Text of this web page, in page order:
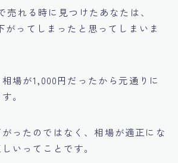
売れる時に見つけたあなたは、
がってしまった と思ってしまいま
場が1,000円だったから元通りに
。
ったのではなく、相場が適正にな
いってことです。